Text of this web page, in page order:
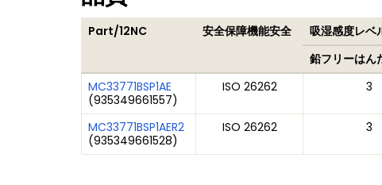
Part/12NC 安全保障機能安全 吸湿感度レベ
鉛フリーはん
MC33771BSP1AE
(935349661557)
ISO 26262 3
MC33771BSP1AER2
(935349661528)
ISO 26262 3